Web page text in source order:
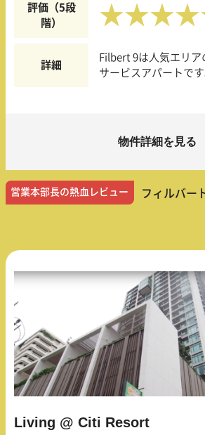
評価（5段
階）
詳細
Filbert 9は人気エリア
サービスアパートです
物件詳細を見る
営業本部長の熱血レビュー フィルバー
Living @ Citi Resort